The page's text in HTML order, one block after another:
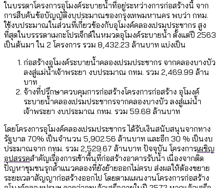
ในบรรดาโครงการอุโมงค์ระบายน้ำที่อยู่ระหว่างการก่อสร้างนี้ จาก
การสืบค้นข้อบัญญัติงบประมาณของกรุงเทพมหานคร พบว่า กทม.
ใช้งบประมาณในส่วนที่เกี่ยวข้องกับอุโมงค์คลองเปรมประชากร สูง
ที่สุดในบรรรดาเมกะโปรเจ็กต์ในหมวดอุโมงค์ระบายน้ำ ตั้งแต่ปี 2563
เป็นต้นมา ใน 2 โครงการ รวม 8,432.23 ล้านบาท แบ่งเป็น
ก่อสร้างอุโมงค์ระบายน้ำคลองเปรมประชากร จากคลองบางบัว
ลงสู่แม่น้ำเจ้าพระยา งบประมาณ กทม. รวม 2,469.99 ล้าน
บาท
จ้างที่ปรึกษาควบคุมการก่อสร้างโครงการก่อสร้าง อุโมงค์
ระบายน้ำคลองเปรมประชากรจากคลองบางบัว ลงสู่แม่น้ำ
เจ้าพระยา งบประมาณ กทม. รวม 59.68 ล้านบาท
โดยโครงการอุโมงค์คลองเปรมประชากร ได้รับเงินสนับสนุนจากทาง
รัฐบาล 70% เป็นจำนวน 5,902.56 ล้านบาท และอีก 30 % เป็นงบ
ประมาณจาก กทม. รวม 2,529.67 ล้านบาท ปัจจุบัน โครงการเผชิญ
อุปสรรคสำคัญเรื่องการเข้าพื้นที่ก่อสร้างอาคารรับน้ำ เนื่องจากติด
ปัญหาชุมชนรุกล้ำแนวคลองที่ยังย้ายออกไม่ครบ ส่งผลให้ต้องขยาย
ระยะเวลาสัญญาก่อสร้างออกไป โดยตามแผนงานโครงการก่อสร้าง